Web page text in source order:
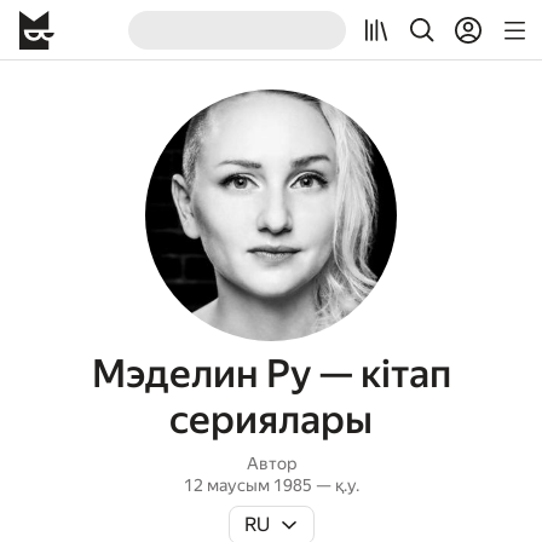
Мэделин Ру — кітап
сериялары
Автор
12 маусым 1985 — қ.у.
RU